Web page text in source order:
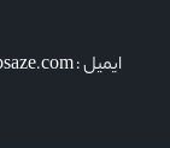
ایمیل : mahtabsazeh0@gmail.com – info@mahtabsaze.com